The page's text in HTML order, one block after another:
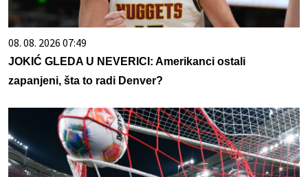
08. 08. 2026 07:49
JOKIĆ GLEDA U NEVERICI: Amerikanci ostali
zapanjeni, šta to radi Denver?